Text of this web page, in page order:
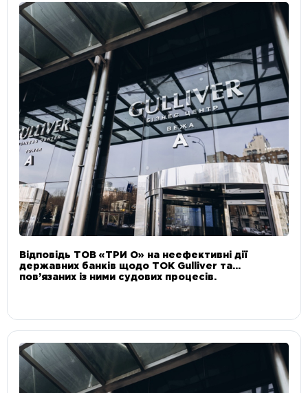
Відповідь ТОВ «ТРИ О» на неефективні дії
державних банків щодо ТОК Gulliver та
пов’язаних із ними судових процесів.